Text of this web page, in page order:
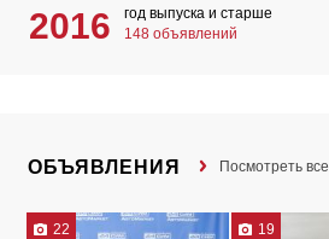
2016
год выпуска и старше
148 объявлений
ОБЪЯВЛЕНИЯ Посмотреть все
22 19